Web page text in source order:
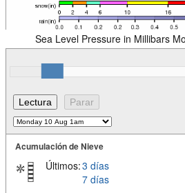
Sea Level Pressure in Millibars
Acumulación de Nieve
Últimos:3 días
7 días